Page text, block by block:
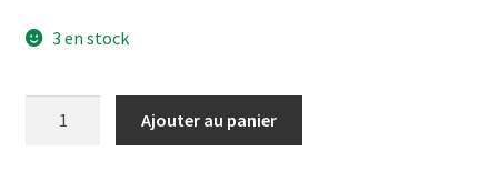
3 en stock
Ajouter au panier